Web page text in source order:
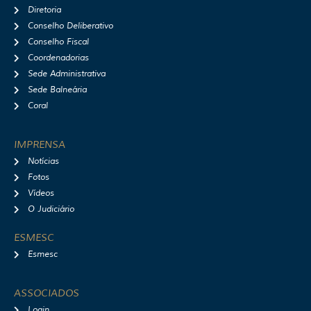
Diretoria
Conselho Deliberativo
Conselho Fiscal
Coordenadorias
Sede Administrativa
Sede Balneária
Coral
IMPRENSA
Notícias
Fotos
Vídeos
O Judiciário
ESMESC
Esmesc
ASSOCIADOS